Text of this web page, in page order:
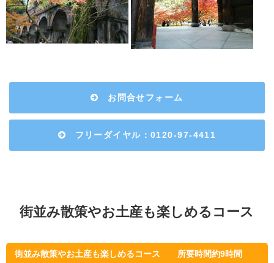
お問合せフォーム
フリーダイヤル：0120-97-4411
街並み散策やお土産も楽しめるコース
街並み散策やお土産も楽しめるコース 所要時間約9時間